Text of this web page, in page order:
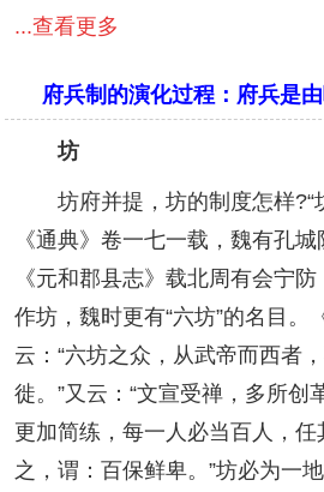
...查看更多
府兵制的演化过程：府兵是
坊
坊府并提，坊的制度怎样?“坊
《通典》卷一七一载，魏有孔城
《元和郡县志》载北周有会宁
作坊，魏时更有“六坊”的名目。
云：“六坊之众，从武帝而西者
徙。”又云：“文宣受禅，多所创
更加简练，每一人必当百人，
之，谓：百保鲜卑。”坊必为一